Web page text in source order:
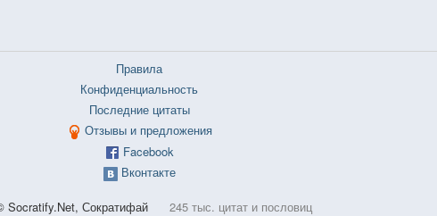
Правила
Конфиденциальность
Последние цитаты
Отзывы и предложения
Facebook
Вконтакте
Socratify.Net, Сократифай 245 тыс. цитат и пословиц